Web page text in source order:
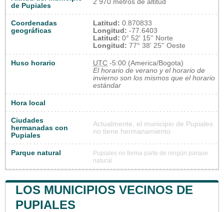
de Pupiales
2 970 metros de altitud
Coordenadas
geográficas
Latitud: 0.870833
Longitud: -77.6403
Latitud: 0° 52' 15'' Norte
Longitud: 77° 38' 25'' Oeste
Huso horario UTC -5:00 (America/Bogota)
El horario de verano y el horario de
invierno son los mismos que el horario
estándar
Hora local
Ciudades
hermanadas con
Pupiales
Actualmente, el municipio de Pupiales
no tiene hermanamiento
Parque natural
Pupiales no forma parte de ningún parque
natural
LOS MUNICIPIOS VECINOS DE
PUPIALES